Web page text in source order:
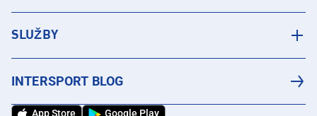
SLUŽBY
INTERSPORT BLOG
App Store Google Play